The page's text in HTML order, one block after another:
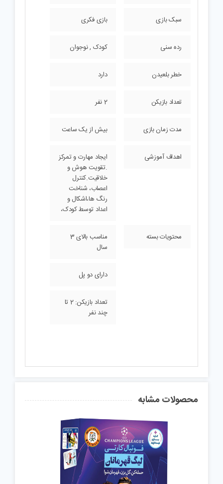
سبک بازی بازی فکری
رده سنی کودک , نوجوان
خطر بلعیدن دارد
تعداد بازیکن 2 نفر
مدت زمان بازی بیش از یک ساعت
اهداف آموزشی
ایجاد مهارت و تمرکز
.تقویت هوش و
خلاقیت.کنترل
اعصاب، شناخت
رنگ ها،اشکال و
اعداد توسط کودک،
محتویات بسته
مناسب بالای 3
سال
دارای دو پل
تعداد بازیکن: 2 تا
چند نفر
محصولات مشابه